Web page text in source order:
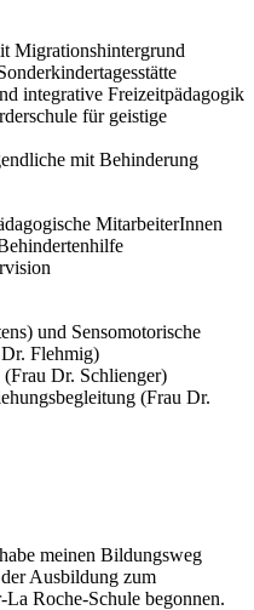
Migrationshintergrund
integrative Freizeitpädagogik
für geistige
mit Behinderung
MitarbeiterInnen
und Sensomotorische
Flehmig)
Dr. Schlienger)
(Frau Dr.
meinen Bildungsweg
Ausbildung zum
La Roche-Schule begonnen.